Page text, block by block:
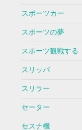
スポーツカー
スポーツの夢
スポーツ観戦する
スリッパ
スリラー
セーター
セスナ機